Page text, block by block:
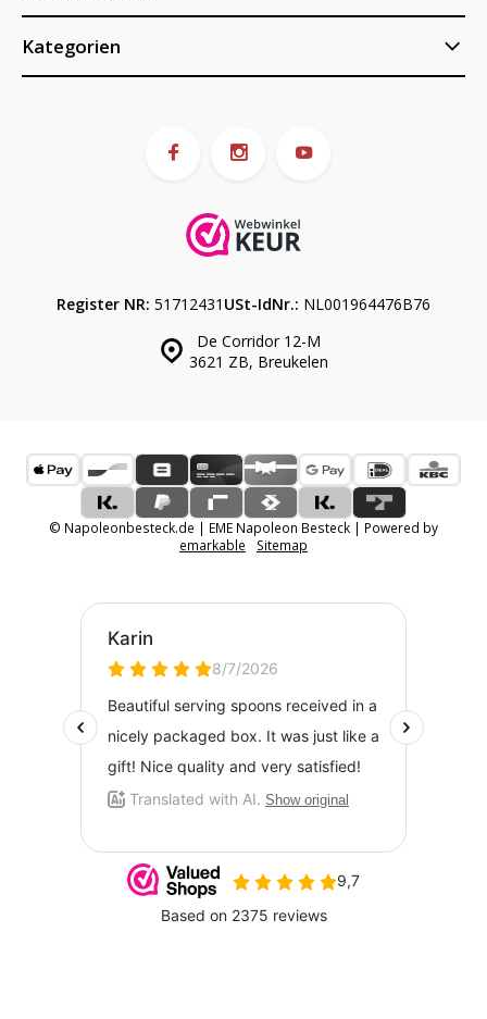
Kategorien
De Corridor 12-M
3621 ZB, Breukelen
Register NR: 51712431 USt-IdNr.: NL001964476B76
© Napoleonbesteck.de | EME Napoleon Besteck | Powered by
emarkable
Sitemap